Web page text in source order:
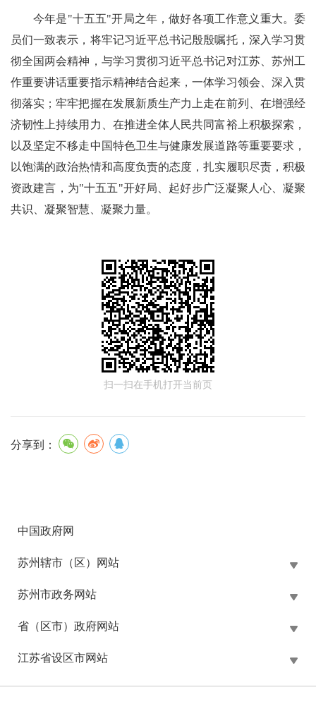
今年是"十五五"开局之年，做好各项工作意义重大。委
员们一致表示，将牢记习近平总书记殷殷嘱托，深入学习贯
彻全国两会精神，与学习贯彻习近平总书记对江苏、苏州工
作重要讲话重要指示精神结合起来，一体学习领会、深入贯
彻落实；牢牢把握在发展新质生产力上走在前列、在增强经
济韧性上持续用力、在推进全体人民共同富裕上积极探索，
以及坚定不移走中国特色卫生与健康发展道路等重要要求，
以饱满的政治热情和高度负责的态度，扎实履职尽责，积极
资政建言，为"十五五"开好局、起好步广泛凝聚人心、凝聚
共识、凝聚智慧、凝聚力量。
扫一扫在手机打开当前页
分享到：
中国政府网
苏州辖市（区）网站
苏州市政务网站
省（区市）政府网站
江苏省设区市网站